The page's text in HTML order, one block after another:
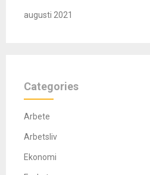
augusti 2021
Categories
Arbete
Arbetsliv
Ekonomi